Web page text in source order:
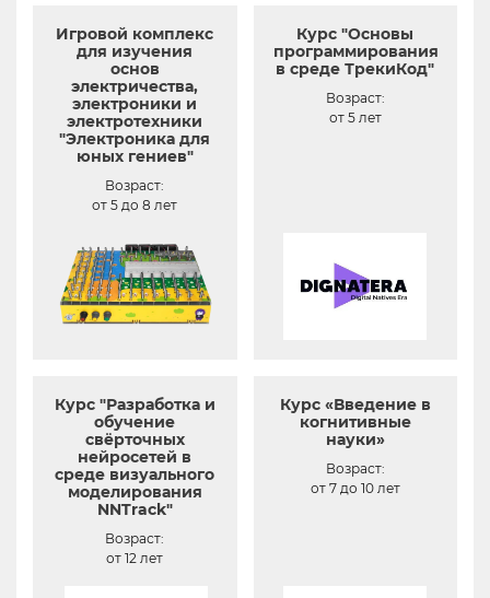
Игровой комплекс
для изучения
основ
электричества,
электроники и
электротехники
"Электроника для
юных гениев"
Возраст:
от 5 до 8 лет
Курс "Основы
программирования
в среде ТрекиКод"
Возраст:
от 5 лет
Курс "Разработка и
обучение
свёрточных
нейросетей в
среде визуального
моделирования
NNTrack"
Возраст:
от 12 лет
Курс «Введение в
когнитивные
науки»
Возраст:
от 7 до 10 лет